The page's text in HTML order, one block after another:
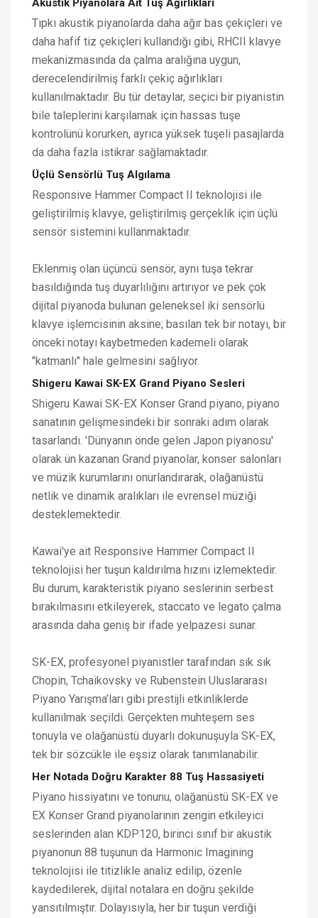
Akustik Piyanolara Ait Tuş Ağırlıkları
Tıpkı akustik piyanolarda daha ağır bas çekiçleri ve
daha hafif tiz çekiçleri kullandığı gibi, RHCII klavye
mekanizmasında da çalma aralığına uygun,
derecelendirilmiş farklı çekiç ağırlıkları
kullanılmaktadır. Bu tür detaylar, seçici bir piyanistin
bile taleplerini karşılamak için hassas tuşe
kontrolünü korurken, ayrıca yüksek tuşeli pasajlarda
da daha fazla istikrar sağlamaktadır.
Üçlü Sensörlü Tuş Algılama
Responsive Hammer Compact II teknolojisi ile
geliştirilmiş klavye, geliştirilmiş gerçeklik için üçlü
sensör sistemini kullanmaktadır.
Eklenmiş olan üçüncü sensör, aynı tuşa tekrar
basıldığında tuş duyarlılığını artırıyor ve pek çok
dijital piyanoda bulunan geleneksel iki sensörlü
klavye işlemcisinin aksine; basılan tek bir notayı, bir
önceki notayı kaybetmeden kademeli olarak
"katmanlı" hale gelmesini sağlıyor.
Shigeru Kawai SK-EX Grand Piyano Sesleri
Shigeru Kawai SK-EX Konser Grand piyano, piyano
sanatının gelişmesindeki bir sonraki adım olarak
tasarlandı. 'Dünyanın önde gelen Japon piyanosu'
olarak ün kazanan Grand piyanolar, konser salonları
ve müzik kurumlarını onurlandırarak, olağanüstü
netlik ve dinamik aralıkları ile evrensel müziği
desteklemektedir.
Kawai'ye ait Responsive Hammer Compact II
teknolojisi her tuşun kaldırılma hızını izlemektedir.
Bu durum, karakteristik piyano seslerinin serbest
bırakılmasını etkileyerek, staccato ve legato çalma
arasında daha geniş bir ifade yelpazesi sunar.
SK-EX, profesyonel piyanistler tarafından sık sık
Chopin, Tchaikovsky ve Rubenstein Uluslararası
Piyano Yarışma’ları gibi prestijli etkinliklerde
kullanılmak seçildi. Gerçekten muhteşem ses
tonuyla ve olağanüstü duyarlı dokunuşuyla SK-EX,
tek bir sözcükle ile eşsiz olarak tanımlanabilir.
Her Notada Doğru Karakter 88 Tuş Hassasiyeti
Piyano hissiyatını ve tonunu, olağanüstü SK-EX ve
EX Konser Grand piyanolarının zengin etkileyici
seslerinden alan KDP120, birinci sınıf bir akustik
piyanonun 88 tuşunun da Harmonic Imagining
teknolojisi ile titizlikle analiz edilip, özenle
kaydedilerek, dijital notalara en doğru şekilde
yansıtılmıştır. Dolayısıyla, her bir tuşun verdiği